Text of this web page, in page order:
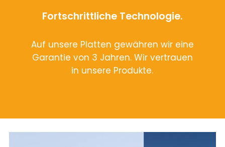
Fortschrittliche Technologie.
Auf unsere Platten gewähren wir eine
Garantie von 3 Jahren. Wir vertrauen
in unsere Produkte.